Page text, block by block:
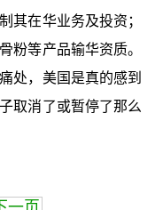
其在华业务及投资；
粉等产品输华资质。
处，美国是真的感到
取消了或暂停了那么